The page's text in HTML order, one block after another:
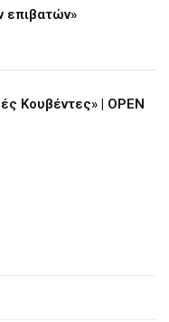
επιβατών»
Κουβέντες» | OPEN